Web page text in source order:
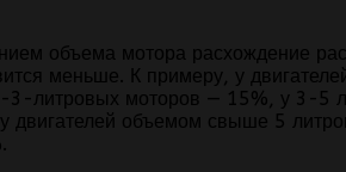
объема мотора расхождение
меньше. К примеру, у
3-литровых моторов — 15%, у 3-5
двигателей объемом свыше 5